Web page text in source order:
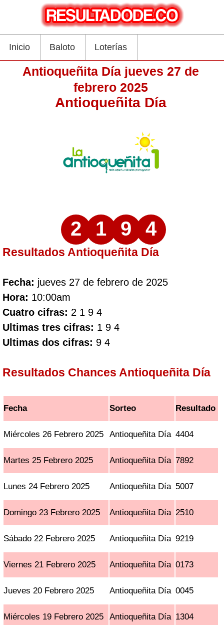
Inicio Baloto Loterías
Antioqueñita Día jueves 27 de
febrero 2025
Antioqueñita Día
2 1 9 4
Resultados Antioqueñita Día
Fecha: jueves 27 de febrero de 2025
Hora: 10:00am
Cuatro cifras: 2 1 9 4
Ultimas tres cifras: 1 9 4
Ultimas dos cifras: 9 4
Resultados Chances Antioqueñita Día
Fecha Sorteo Resultado
Miércoles 26 Febrero 2025 Antioqueñita Día 4404
Martes 25 Febrero 2025 Antioqueñita Día 7892
Lunes 24 Febrero 2025 Antioqueñita Día 5007
Domingo 23 Febrero 2025 Antioqueñita Día 2510
Sábado 22 Febrero 2025 Antioqueñita Día 9219
Viernes 21 Febrero 2025 Antioqueñita Día 0173
Jueves 20 Febrero 2025 Antioqueñita Día 0045
Miércoles 19 Febrero 2025 Antioqueñita Día 1304